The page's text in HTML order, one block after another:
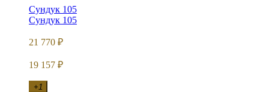
Сундук 105
Сундук 105
21 770 ₽
19 157 ₽
+1